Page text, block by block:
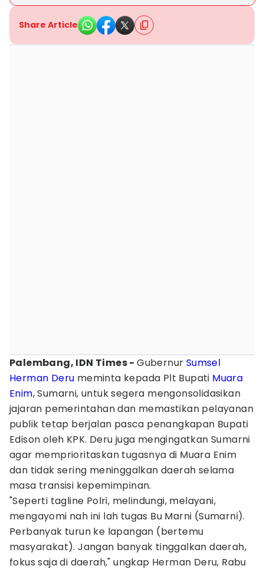
Share Article
Palembang, IDN Times -Gubernur Sumsel
Herman Deru meminta kepada Plt Bupati Muara
Enim, Sumarni, untuk segera mengonsolidasikan
jajaran pemerintahan dan memastikan pelayanan
publik tetap berjalan pasca penangkapan Bupati
Edison oleh KPK. Deru juga mengingatkan Sumarni
agar memprioritaskan tugasnya di Muara Enim
dan tidak sering meninggalkan daerah selama
masa transisi kepemimpinan.
"Seperti tagline Polri, melindungi, melayani,
mengayomi nah ini lah tugas Bu Marni (Sumarni).
Perbanyak turun ke lapangan (bertemu
masyarakat). Jangan banyak tinggalkan daerah,
fokus saja di daerah," ungkap Herman Deru, Rabu